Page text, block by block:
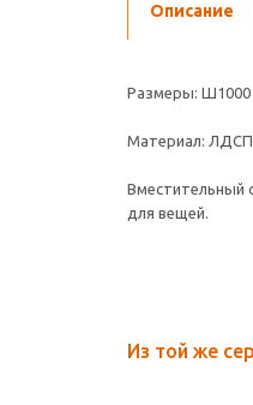
Описание
Размеры: Ш1000
Материал:
Вместительный
для вещей.
Из той же